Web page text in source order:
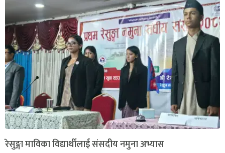
रेसुङ्गा माविका विद्यार्थीलाई संसदीय नमुना अभ्यास